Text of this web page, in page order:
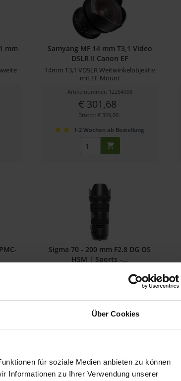
Über Cookies
für soziale Medien anbieten zu können
Informationen zu Ihrer Verwendung unserer
mm
Samyang MF 14 mm T3,1 Video
DSLR II Canon EF
14mm T3,1 VDSLR Weitwinkelobjektiv
mit EF Mount
Artikelnummer: 12254908
€ 301,68
Brutto: € 359,00
1-2 Wochen ab Bestellung
Sigma 70 - 200 mm F2.8 DG OS
HSM | Sports -...
€ 1.116,81
Brutto: € 1.329,00
Liefertermin bitte anfragen